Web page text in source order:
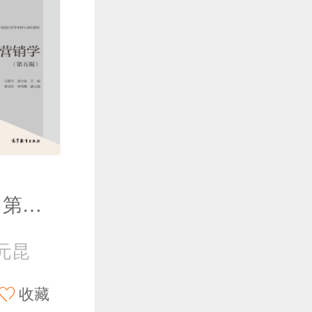
市场营销学（第五版）
昆
收藏